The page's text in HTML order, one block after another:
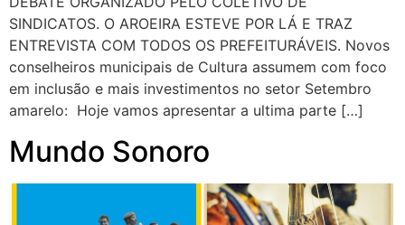
SINDICATOS. O AROEIRA ESTEVE POR LÁ E TRAZ
ENTREVISTA COM TODOS OS PREFEITURÁVEIS. Novos
conselheiros municipais de Cultura assumem com foco
em inclusão e mais investimentos no setor Setembro
amarelo: Hoje vamos apresentar a ultima parte […]
Mundo Sonoro